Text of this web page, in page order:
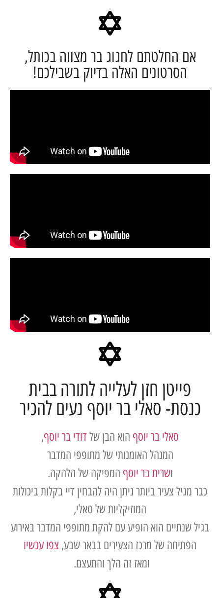
החלטתם לחגוג בר מצווה בכותל,
הסרטונים האלה בדיוק בשבילכם!
פייטן חזן לעלייה לתורה בבית
סאלי בר יוסף נעים להכיר
סאלי בר יוסף הוא הבן של דודי בר יוסף ,
המנהל האומנותי של מתופפי המדבר
שרית בר יוסףהמפיקה של הלהקה.
צעיר ביותר ניתן היה להבחין דיי בקלות ביכולות
המוזיקליות של סאלי,
שנתיים הוא הופיע עם להקת מתופפי המדבר באירוע
של מרכז הצעירים בבאר שבע,צפו עכשיו
ומאז זה הלך והתעצם.